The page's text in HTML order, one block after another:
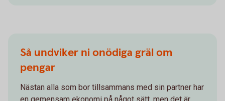
Så undviker ni onödiga gräl om
pengar
Nästan alla som bor tillsammans med sin partner har